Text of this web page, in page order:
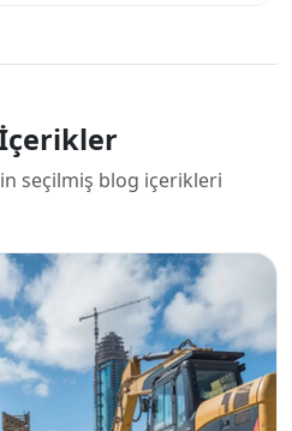
seçilmiş blog içerikleri